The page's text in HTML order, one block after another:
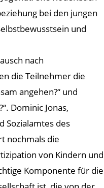
bei den jungen
und
nach
die Teilnehmer die
angehen?“ und
Dominic Jonas,
Sozialamtes des
nochmals die
von Kindern und
Komponente für die